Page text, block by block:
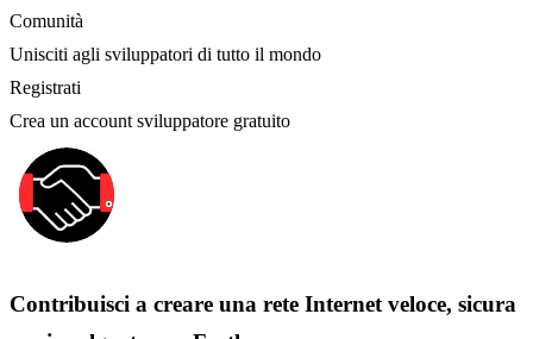
Comunità
Unisciti agli sviluppatori di tutto il mondo
Registrati
Crea un account sviluppatore gratuito
Contribuisci a creare una rete Internet veloce, sicura